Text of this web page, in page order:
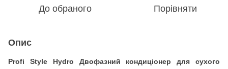
До обраного Порівняти
Опис
Profi Style Hydro Двофазний кондиціонер для сухого